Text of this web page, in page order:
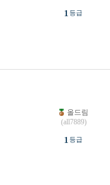
1 등급
올드림
(all7889)
1 등급